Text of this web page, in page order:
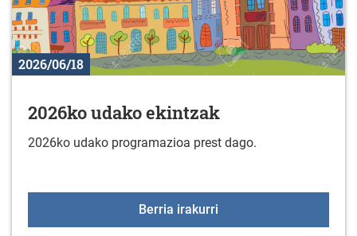
2026/06/18
2026ko udako ekintzak
2026ko udako programazioa prest dago.
Berria irakurri